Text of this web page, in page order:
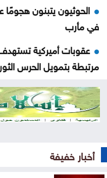
الحوثيون يتبنون
في مأرب
عقوبات أميركية
مرتبطة بتمويل الحرس
البناء الوطني: المباني
في موجات الحر
عون: تقدم إيجابي في
أخبار خفيفة